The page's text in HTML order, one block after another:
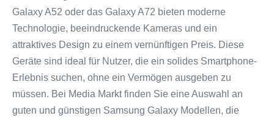
Galaxy A52 oder das Galaxy A72 bieten moderne
Technologie, beeindruckende Kameras und ein
attraktives Design zu einem vernünftigen Preis. Diese
Geräte sind ideal für Nutzer, die ein solides Smartphone-
Erlebnis suchen, ohne ein Vermögen ausgeben zu
müssen. Bei Media Markt finden Sie eine Auswahl an
guten und günstigen Samsung Galaxy Modellen, die